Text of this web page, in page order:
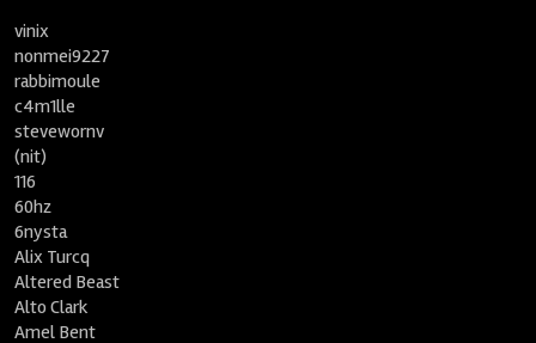
vinix
nonmei9227
rabbimoule
c4m1lle
stevewornv
(nit)
116
60hz
6nysta
Alix Turcq
Altered Beast
Alto Clark
Amel Bent